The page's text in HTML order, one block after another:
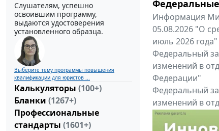
Слушателям, успешно
освоившим программу,
выдаются удостоверения
установленного образца.
Выберите тему программы повышения
квалификации для юристов ...
Калькуляторы (100+)
Бланки (1267+)
Профессиональные
стандарты (1601+)
Федеральные
Информация
05.08.2026 "О
июль 2026 года"
Федеральный
изменений в
Федерации"
Федеральный
изменений в
Федерации"
Все федеральные